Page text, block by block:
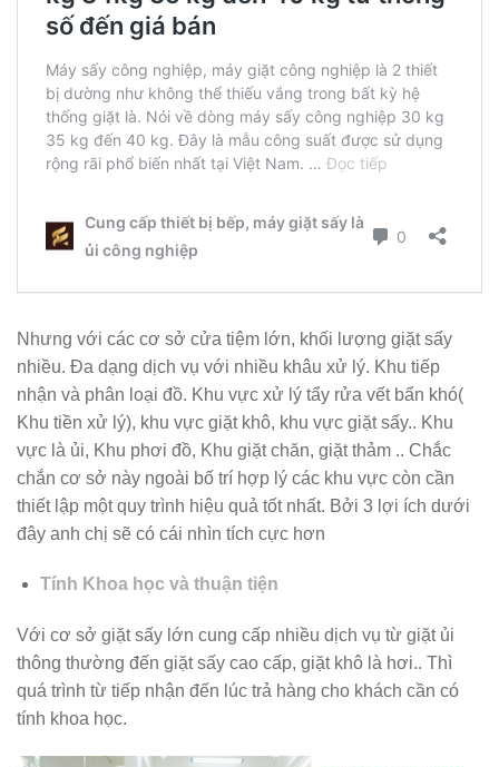
Nhưng với các cơ sở cửa tiệm lớn, khối lượng giặt sấy
nhiều. Đa dạng dịch vụ với nhiều khâu xử lý. Khu tiếp
nhận và phân loại đồ. Khu vực xử lý tẩy rửa vết bẩn khó(
Khu tiền xử lý), khu vực giặt khô, khu vực giặt sấy.. Khu
vực là ủi, Khu phơi đồ, Khu giặt chăn, giặt thảm .. Chắc
chắn cơ sở này ngoài bố trí hợp lý các khu vực còn cần
thiết lập một quy trình hiệu quả tốt nhất. Bởi 3 lợi ích dưới
đây anh chị sẽ có cái nhìn tích cực hơn
Tính Khoa học và thuận tiện
Với cơ sở giặt sấy lớn cung cấp nhiều dịch vụ từ giặt ủi
thông thường đến giặt sấy cao cấp, giặt khô là hơi.. Thì
quá trình từ tiếp nhận đến lúc trả hàng cho khách cần có
tính khoa học.